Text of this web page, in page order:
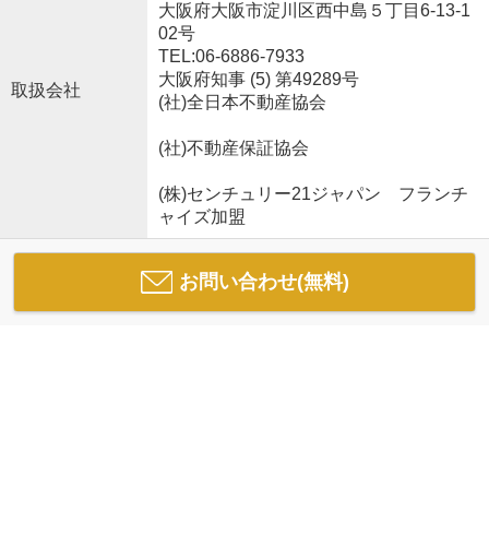
取扱会社
大阪府大阪市淀川区西中島５丁目6-13-1
02号
TEL:06-6886-7933
大阪府知事 (5) 第49289号
(社)全日本不動産協会
(社)不動産保証協会
(株)センチュリー21ジャパン フランチ
ャイズ加盟
お問い合わせ(無料)